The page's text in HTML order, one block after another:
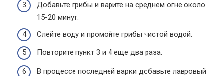
Добавьте грибы и варите на среднем огне около
15-20 минут.
Слейте воду и промойте грибы чистой водой.
Повторите пункт 3 и 4 еще два раза.
В процессе последней варки добавьте лавровый